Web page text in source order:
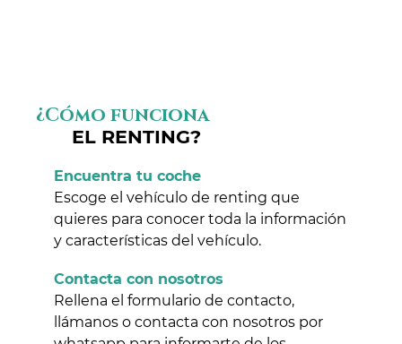
¿Cómo funciona
EL RENTING?
Encuentra tu coche
Escoge el vehículo de renting que
quieres para conocer toda la información
y características del vehículo.
Contacta con nosotros
Rellena el formulario de contacto,
llámanos o contacta con nosotros por